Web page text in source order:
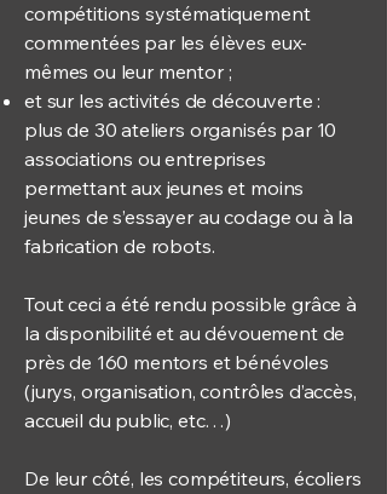
compétitions systématiquement
commentées par les élèves eux-
mêmes ou leur mentor ;
et sur les activités de découverte :
plus de 30 ateliers organisés par 10
associations ou entreprises
permettant aux jeunes et moins
jeunes de s’essayer au codage ou à la
fabrication de robots.
Tout ceci a été rendu possible grâce à
la disponibilité et au dévouement de
près de 160 mentors et bénévoles
(jurys, organisation, contrôles d’accès,
accueil du public, etc…)
De leur côté, les compétiteurs, écoliers